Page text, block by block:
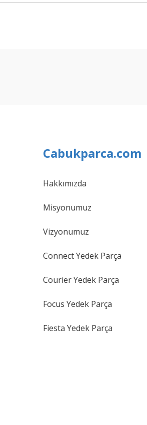
Cabukparca.com
Hakkımızda
Misyonumuz
Vizyonumuz
Connect Yedek Parça
Courier Yedek Parça
Focus Yedek Parça
Fiesta Yedek Parça